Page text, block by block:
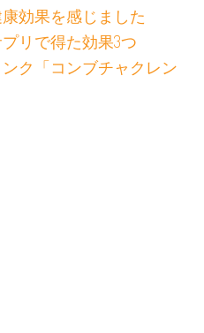
効果を感じました
リで得た効果3つ
ク「コンブチャクレン